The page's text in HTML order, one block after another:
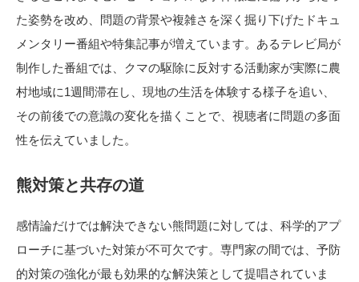
た姿勢を改め、問題の背景や複雑さを深く掘り下げたドキュ
メンタリー番組や特集記事が増えています。あるテレビ局が
制作した番組では、クマの駆除に反対する活動家が実際に農
村地域に1週間滞在し、現地の生活を体験する様子を追い、
その前後での意識の変化を描くことで、視聴者に問題の多面
性を伝えていました。
熊対策と共存の道
感情論だけでは解決できない熊問題に対しては、科学的アプ
ローチに基づいた対策が不可欠です。専門家の間では、予防
的対策の強化が最も効果的な解決策として提唱されていま